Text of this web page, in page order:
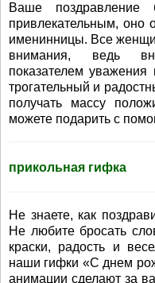
Ваше
привлекательным, оно
именинницы. Все
внимания, ведь
показателем
трогательный и
получать массу
можете подарить с
прикольная гифка
Не знаете, как
Не любите бросать
краски, радость и
наши гифки «С днем
анимации сделают за